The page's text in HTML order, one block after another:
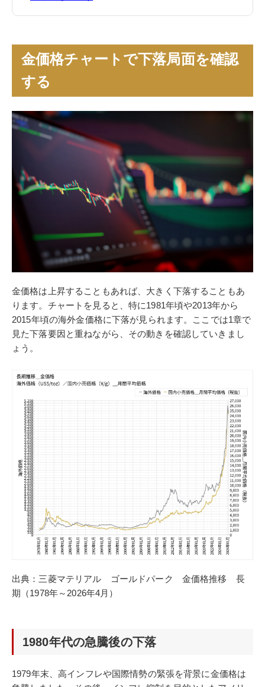
金価格チャートで下落局面を確認
する
金価格は上昇することもあれば、大きく下落することもあ
ります。チャートを見ると、特に1981年頃や2013年から
2015年頃の海外金価格に下落が見られます。ここでは1章で
見た下落要因と重ねながら、その動きを確認していきまし
ょう。
出典：三菱マテリアル ゴールドパーク 金価格推移 長
期（1978年～2026年4月）
1980年代の急騰後の下落
1979年末、高インフレや国際情勢の緊張を背景に金価格は